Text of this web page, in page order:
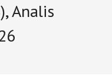
Analis